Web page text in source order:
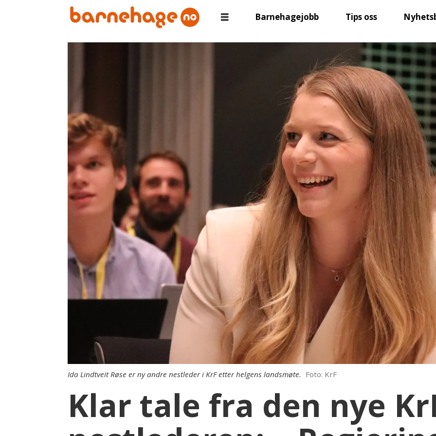
Barnehagejobb Tips oss
Ida Lindtveit Røse er ny andre nestleder i KrF etter helgens landsmøte. Foto: KrF
Klar tale fra den nye